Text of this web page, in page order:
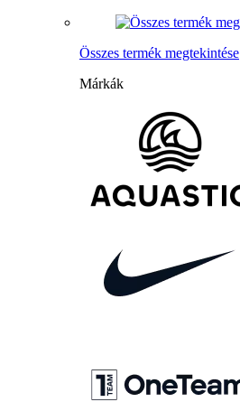
Összes termék megtekintése
Márkák